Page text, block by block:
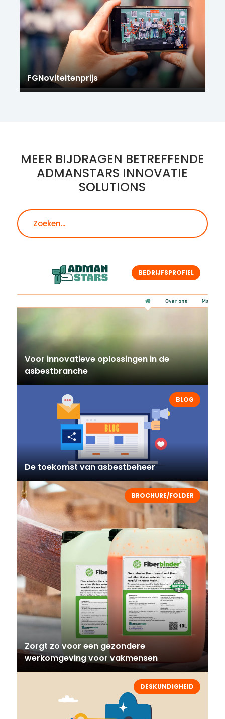
FGNoviteitenprijs
MEER BIJDRAGEN BETREFFENDE
ADMANSTARS INNOVATIE
SOLUTIONS
BEDRIJFSPROFIEL
Voor innovatieve oplossingen in de
asbestbranche
BLOG
De toekomst van asbestbeheer
BROCHURE/FOLDER
Zorgt zo voor een gezondere
werkomgeving voor vakmensen
DESKUNDIGHEID